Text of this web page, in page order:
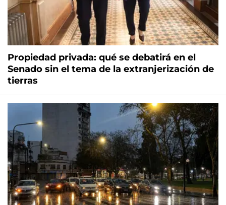
Propiedad privada: qué se debatirá en el
Senado sin el tema de la extranjerización de
tierras